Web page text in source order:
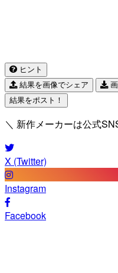
ヒント
結果を画像でシェア
画
結果をポスト！
＼ 新作メーカーは公式
X (Twitter)
Instagram
Facebook